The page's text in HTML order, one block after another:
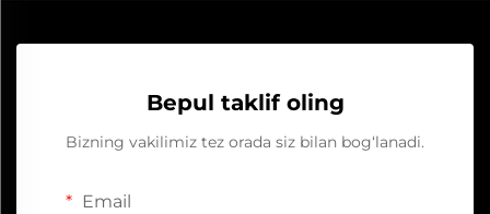
Bepul taklif oling
Bizning vakilimiz tez orada siz bilan bog‘lanadi.
Email